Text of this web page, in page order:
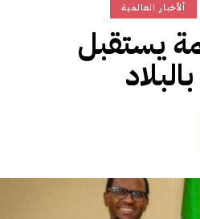
القرنألأخبار العالمية
يستقبل